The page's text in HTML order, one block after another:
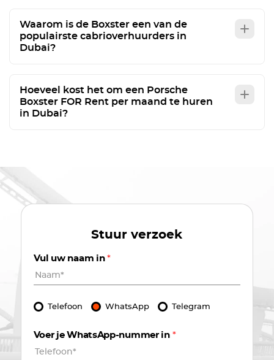
Waarom is de Boxster een van de
populairste cabrioverhuurders in
Dubai?
Hoeveel kost het om een Porsche
Boxster FOR Rent per maand te huren
in Dubai?
Stuur verzoek
Vul uw naam in*
Telefoon WhatsApp Telegram
Voer je WhatsApp-nummer in *